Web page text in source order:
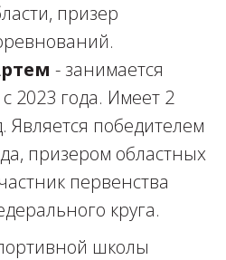
призер
- занимается
2023 года. Имеет 2
Является победителем
призером областных
первенства
круга.
школы